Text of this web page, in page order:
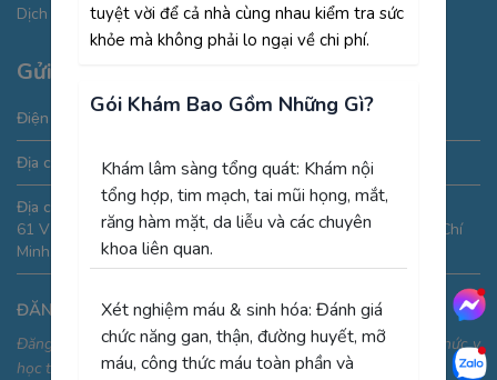
Dịch vụ phòng khám đa khoa
Gửi thông tin liên hệ
Điện thoại: 19005175
Địa chỉ Email: phongkham@saigonmedik.com
Địa chỉ:
61 Vườn Lài, phường An Phú Đông, Quận 12, Thành phố Hồ Chí
Minh, Việt Nam
ĐĂNG KÝ NHẬN THÔNG TIN
Đăng ký để nhận thông tin ưu đãi, sự kiện và cập nhật kiến thức y
học thường thức
tuyệt vời để cả nhà cùng nhau kiểm tra sức
khỏe mà không phải lo ngại về chi phí.
Gói Khám Bao Gồm Những Gì?
Khám lâm sàng tổng quát: Khám nội
tổng hợp, tim mạch, tai mũi họng, mắt,
răng hàm mặt, da liễu và các chuyên
khoa liên quan.
Xét nghiệm máu & sinh hóa: Đánh giá
chức năng gan, thận, đường huyết, mỡ
máu, công thức máu toàn phần và